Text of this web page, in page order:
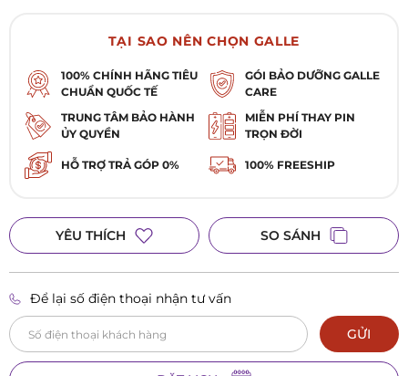
TẠI SAO NÊN CHỌN GALLE
100% CHÍNH HÃNG TIÊU
CHUẨN QUỐC TẾ
GÓI BẢO DƯỠNG GALLE
CARE
TRUNG TÂM BẢO HÀNH
ỦY QUYỀN
MIỄN PHÍ THAY PIN
TRỌN ĐỜI
HỖ TRỢ TRẢ GÓP 0% 100% FREESHIP
YÊU THÍCH SO SÁNH
Để lại số điện thoại nhận tư vấn
GỬI